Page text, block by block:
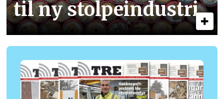
til ny stolpe­industri